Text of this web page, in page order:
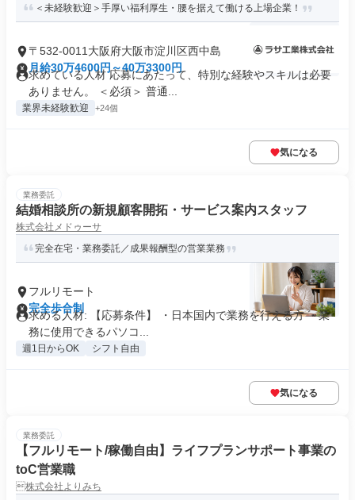
＜未経験歓迎＞手厚い福利厚生・腰を据えて働ける上場企業！
〒532-0011大阪府大阪市淀川区西中島
月給30万4600円～40万3300円
求めている人材 応募にあたって、特別な経験やスキルは必要
ありません。 ＜必須＞ 普通...
業界未経験歓迎 +24個
気になる
業務委託
結婚相談所の新規顧客開拓・サービス案内スタッフ
株式会社メドゥーサ
完全在宅・業務委託／成果報酬型の営業業務
フルリモート
完全歩合制
求める人材: 【応募条件】 ・日本国内で業務を行える方 ・業
務に使用できるパソコ...
週1日からOK シフト自由
気になる
業務委託
【フルリモート/稼働自由】ライフプランサポート事業の
toC営業職
株式会社よりみち